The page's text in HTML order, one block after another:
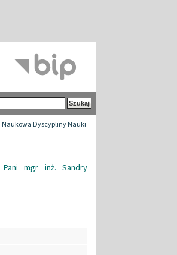
Naukowa Dyscypliny Nauki
mgr inż. Sandry